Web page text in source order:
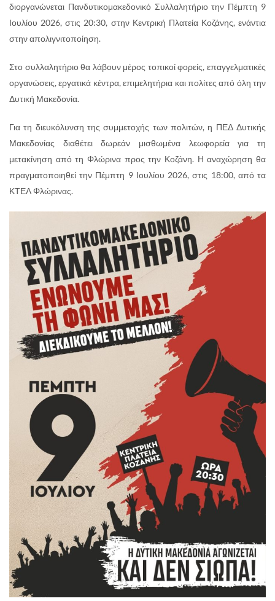
διοργανώνεται Πανδυτικομακεδονικό Συλλαλητήριο την Πέμπτη 9
Ιουλίου 2026, στις 20:30, στην Κεντρική Πλατεία Κοζάνης, ενάντια
στην απολιγνιτοποίηση.
Στο συλλαλητήριο θα λάβουν μέρος τοπικοί φορείς, επαγγελματικές
οργανώσεις, εργατικά κέντρα, επιμελητήρια και πολίτες από όλη την
Δυτική Μακεδονία.
Για τη διευκόλυνση της συμμετοχής των πολιτών, η ΠΕΔ Δυτικής
Μακεδονίας διαθέτει δωρεάν μισθωμένα λεωφορεία για τη
μετακίνηση από τη Φλώρινα προς την Κοζάνη. Η αναχώρηση θα
πραγματοποιηθεί την Πέμπτη 9 Ιουλίου 2026, στις 18:00, από τα
ΚΤΕΛ Φλώρινας.